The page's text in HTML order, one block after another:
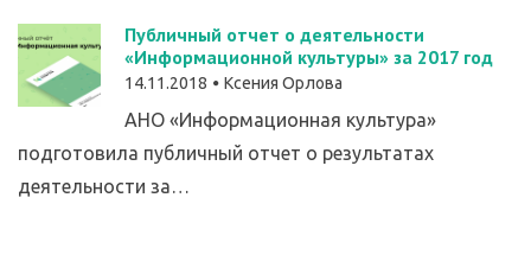
Публичный отчет о деятельности
«Информационной культуры» за 2017 год
14.11.2018 Ксения Орлова
АНО «Информационная культура»
подготовила публичный отчет о результатах
деятельности за…